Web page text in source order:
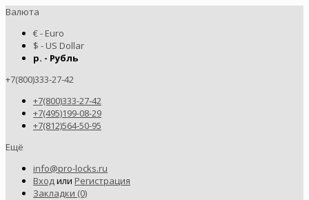
Валюта
€ - Euro
$ - US Dollar
р. - Рубль
+7(800)333-27-42
+7(800)333-27-42
+7(495)199-08-29
+7(812)564-50-95
Ещё
info@pro-locks.ru
Входили Регистрация
Закладки (0)